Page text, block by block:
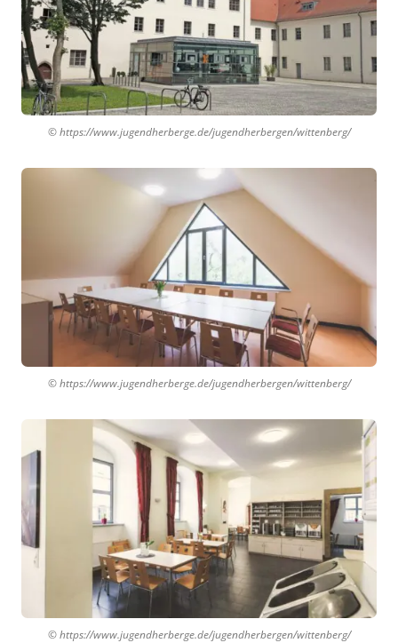
© https://www.jugendherberge.de/jugendherbergen/wittenberg/
© https://www.jugendherberge.de/jugendherbergen/wittenberg/
© https://www.jugendherberge.de/jugendherbergen/wittenberg/